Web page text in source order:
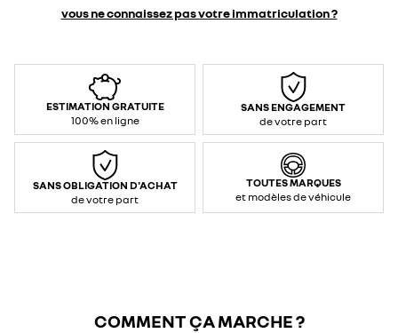
vous ne connaissez pas votre immatriculation ?
ESTIMATION GRATUITE
100% en ligne
SANS ENGAGEMENT
de votre part
SANS OBLIGATION D'ACHAT
de votre part
TOUTES MARQUES
et modèles de véhicule
COMMENT ÇA MARCHE ?